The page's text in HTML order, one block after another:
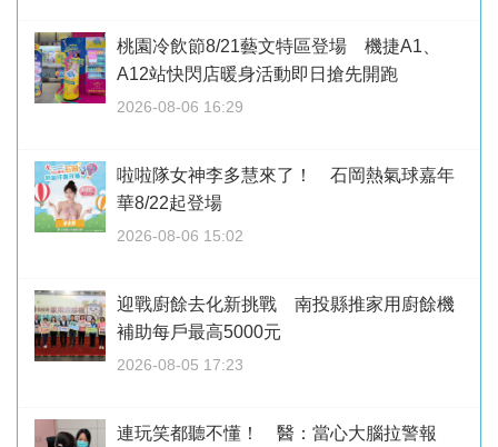
桃園冷飲節8/21藝文特區登場 機捷A1、
A12站快閃店暖身活動即日搶先開跑
2026-08-06 16:29
啦啦隊女神李多慧來了！ 石岡熱氣球嘉年
華8/22起登場
2026-08-06 15:02
迎戰廚餘去化新挑戰 南投縣推家用廚餘機
補助每戶最高5000元
2026-08-05 17:23
連玩笑都聽不懂！ 醫：當心大腦拉警報